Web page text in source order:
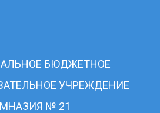
БЮДЖЕТНОЕ
УЧРЕЖДЕНИЕ
№ 21